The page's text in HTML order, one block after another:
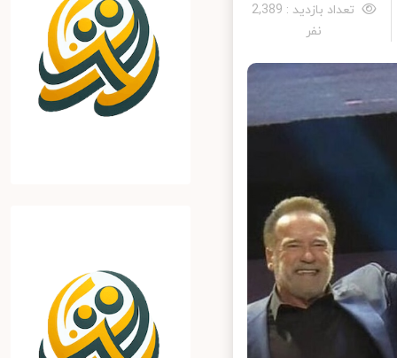
تعداد بازدید : 2,389
نفر